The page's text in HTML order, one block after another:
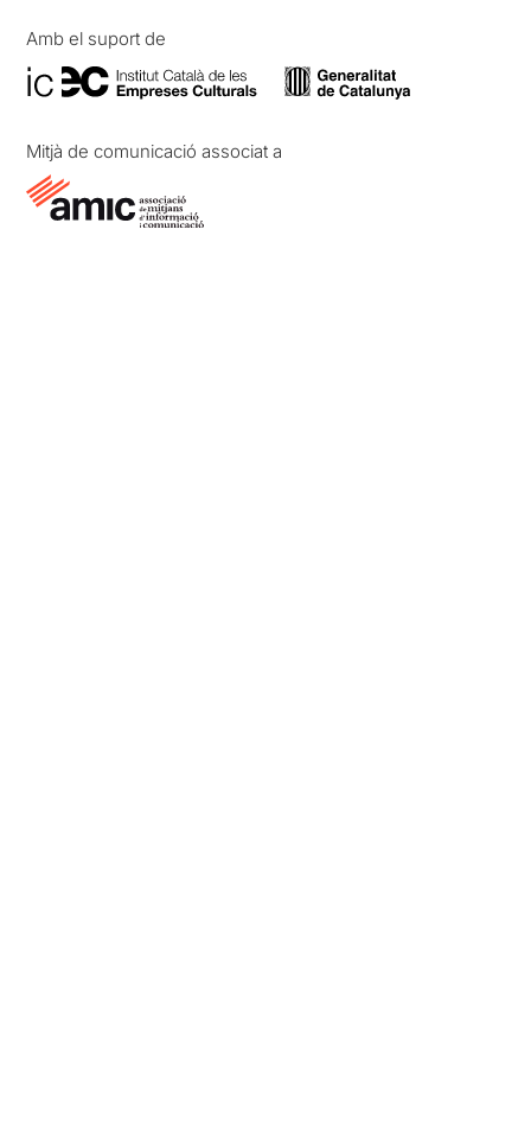
Amb el suport de
Mitjà de comunicació associat a